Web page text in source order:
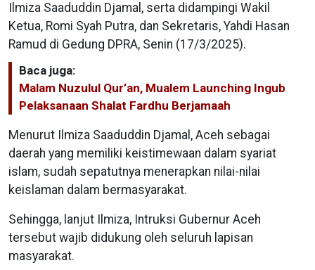
Ilmiza Saaduddin Djamal, serta didampingi Wakil
Ketua, Romi Syah Putra, dan Sekretaris, Yahdi Hasan
Ramud di Gedung DPRA, Senin (17/3/2025).
Baca juga:
Malam Nuzulul Qur’an, Mualem Launching Ingub
Pelaksanaan Shalat Fardhu Berjamaah
Menurut Ilmiza Saaduddin Djamal, Aceh sebagai
daerah yang memiliki keistimewaan dalam syariat
islam, sudah sepatutnya menerapkan nilai-nilai
keislaman dalam bermasyarakat.
Sehingga, lanjut Ilmiza, Intruksi Gubernur Aceh
tersebut wajib didukung oleh seluruh lapisan
masyarakat.